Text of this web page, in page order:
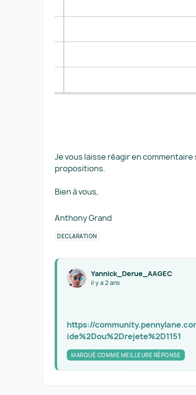
Je vous laisse réagir en
propositions.
Bien à vous,
Anthony Grand
DÉCLARATION
Yannick_Derue_AAGEC
il y a 2 ans
https://
ide%2Dou%2Drejete%2D1151
MARQUÉ COMME MEILLEURE RÉPONSE